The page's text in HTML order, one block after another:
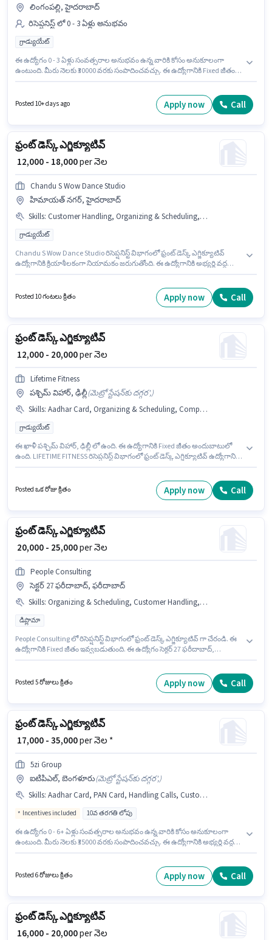
లింగంపల్లి, హైదరాబాద్
రిసెప్షనిస్ట్ లో 0 - 3 ఏళ్లు అనుభవం
గ్రాడ్యుయేట్
ఈ ఉద్యోగం 0 - 3 ఏళ్లు సంవత్సరాల అనుభవం ఉన్న వారికి కోసం అనుకూలంగా
ఉంటుంది. మీరు నెలకు ₹30000 వరకు సంపాదించవచ్చు. ఈ ఉద్యోగానికి Fixed జీతం
విభాగంలో ఫ్రంట్ డెస్క్ ఎగ్జిక్యూటివ్ ఉద్యోగానికి క్రియాశీలకంగా నియామకం
Posted 10+ days ago Apply now Call
ఫ్రంట్ డెస్క్ ఎగ్జిక్యూటివ్
₹ 12,000 - 18,000per నెల
Chandu S Wow Dance Studio
హిమాయత్ నగర్, హైదరాబాద్
Skills: Customer Handling, Organizing & Scheduling, Handling Calls, Computer Knowledge
గ్రాడ్యుయేట్
Chandu S Wow Dance Studio రిసెప్షనిస్ట్ విభాగంలో ఫ్రంట్ డెస్క్ ఎగ్జిక్యూటివ్
ఉద్యోగానికి క్రియాశీలకంగా నియామకం జరుగుతోంది. ఈ ఉద్యోగానికి అభ్యర్థి వద్ద
ఉద్యోగానికి Fixed జీతం అందుబాటులో ఉంది. ఈ ఉద్యోగానికి అభ్యర్థులు
తప్పనిసరిగా గ్రాడ్యుయేట్ డిగ్రీ/సర్టిఫికెట్ కలిగి ఉండాలి. ఈ ఉద్యోగం 0 - 2 ఏళ్లు
Posted 10 గంటలు క్రితం Apply now Call
ఫ్రంట్ డెస్క్ ఎగ్జిక్యూటివ్
₹ 12,000 - 20,000per నెల
Lifetime Fitness
పశ్చిమ్ విహార్, ఢిల్లీ(మెట్రో స్టేషన్‌కు దగ్గర',)
Skills: Aadhar Card, Organizing & Scheduling, Computer Knowledge, Handling Calls, Customer Handling
గ్రాడ్యుయేట్
ఈ ఖాళీ పశ్చిమ్ విహార్, ఢిల్లీ లో ఉంది. ఈ ఉద్యోగానికి Fixed జీతం అందుబాటులో
ఉంది. LIFETIME FITNESS రిసెప్షనిస్ట్ విభాగంలో ఫ్రంట్ డెస్క్ ఎగ్జిక్యూటివ్ ఉద్యోగానికి
Scheduling ఉండాలి. ఈ ఉద్యోగానికి అభ్యర్థులు తప్పనిసరిగా గ్రాడ్యుయేట్ డిగ్రీ/
సర్టిఫికెట్ కలిగి ఉండాలి. ఈ ఉద్యోగానికి ముఖ్యమైన డాక్యుమెంట్లు Aadhar Card
Posted ఒక రోజు క్రితం Apply now Call
ఫ్రంట్ డెస్క్ ఎగ్జిక్యూటివ్
₹ 20,000 - 25,000per నెల
People Consulting
సెక్టర్ 27 ఫరీదాబాద్, ఫరీదాబాద్
Skills: Organizing & Scheduling, Customer Handling, Handling Calls, Computer Knowledge
డిప్లొమా
People Consulting లో రిసెప్షనిస్ట్ విభాగంలో ఫ్రంట్ డెస్క్ ఎగ్జిక్యూటివ్ గా చేరండి. ఈ
ఉద్యోగానికి Fixed జీతం ఇవ్వబడుతుంది. ఈ ఉద్యోగం సెక్టర్ 27 ఫరీదాబాద్,
దరఖాస్తుదారులు కనీసం డిప్లొమా డిగ్రీ లేదా సర్టిఫికెట్ కలిగి ఉండాలి. ఈ ఉద్యోగం 2 -
6+ ఏళ్లు సంవత్సరాల అనుభవం ఉన్న వారికి కోసం, నెల జీతం ₹25000 ఉంటుంది.
Posted 5 రోజులు క్రితం Apply now Call
ఫ్రంట్ డెస్క్ ఎగ్జిక్యూటివ్
₹ 17,000 - 35,000per నెల *
5zi Group
ఐటిపిఎల్, బెంగళూరు(మెట్రో స్టేషన్‌కు దగ్గర',)
Skills: Aadhar Card, PAN Card, Handling Calls, Customer Handling
Incentives included 10వ తరగతి లోపు
ఈ ఉద్యోగం 0 - 6+ ఏళ్లు సంవత్సరాల అనుభవం ఉన్న వారికి కోసం అనుకూలంగా
ఉంటుంది. మీరు నెలకు ₹35000 వరకు సంపాదించవచ్చు. ఈ ఉద్యోగానికి అభ్యర్థి వద్ద
జీతం ఇవ్వబడుతుంది. ఈ ఖాళీ ఐటిపిఎల్, బెంగళూరు లో ఉంది. ఈ ఉద్యోగానికి
అవసరమైన డాక్యుమెంట్లు PAN Card, Aadhar Card కలిగి ఉండాలి.
Posted 6 రోజులు క్రితం Apply now Call
ఫ్రంట్ డెస్క్ ఎగ్జిక్యూటివ్
₹ 16,000 - 20,000per నెల